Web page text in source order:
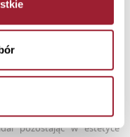
swojej sylwetki bez
ma zachowanie
topy, koszule czy
uzyskać,spodnie flare
jeansy wide leg
legz naszej kolekcji,
pozostając w estetyce